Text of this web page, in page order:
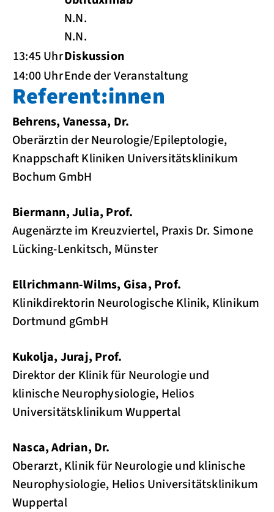
N.N.
N.N.
13:45 UhrDiskussion
14:00 UhrEnde der Veranstaltung
Referent:innen
Behrens, Vanessa, Dr.
Oberärztin der Neurologie/Epileptologie,
Knappschaft Kliniken Universitätsklinikum
Bochum GmbH
Biermann, Julia, Prof.
Augenärzte im Kreuzviertel, Praxis Dr. Simone
Lücking-Lenkitsch, Münster
Ellrichmann-Wilms, Gisa, Prof.
Klinikdirektorin Neurologische Klinik, Klinikum
Dortmund gGmbH
Kukolja, Juraj, Prof.
Direktor der Klinik für Neurologie und
klinische Neurophysiologie, Helios
Universitätsklinikum Wuppertal
Nasca, Adrian, Dr.
Oberarzt, Klinik für Neurologie und klinische
Neurophysiologie, Helios Universitätsklinikum
Wuppertal